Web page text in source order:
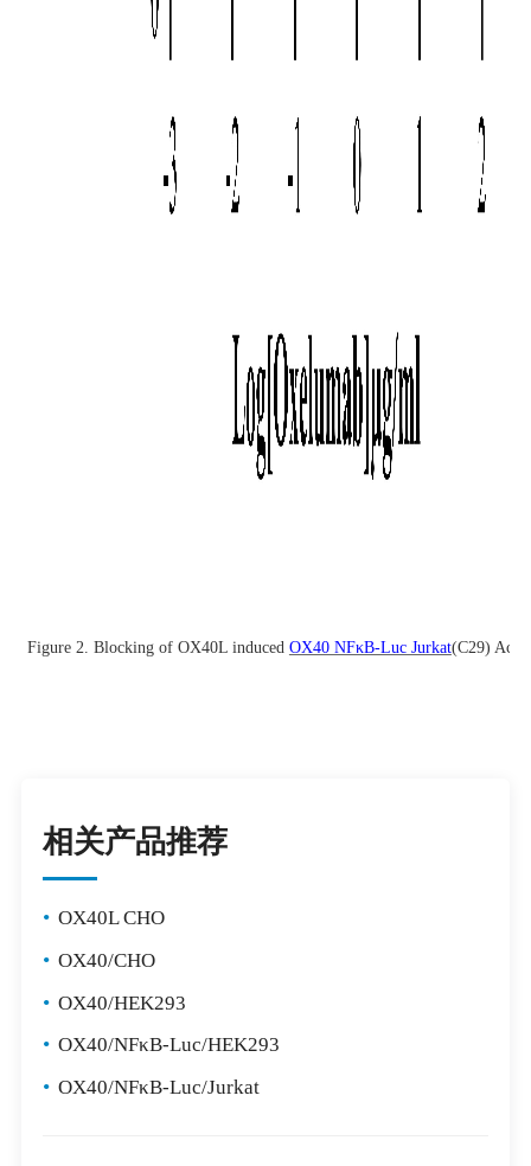
Figure 2. Blocking of OX40L induced OX40 NFκB-Luc Jurkat(C29)
相关产品推荐
• OX40L CHO
• OX40/CHO
• OX40/HEK293
• OX40/NFκB-Luc/HEK293
• OX40/NFκB-Luc/Jurkat